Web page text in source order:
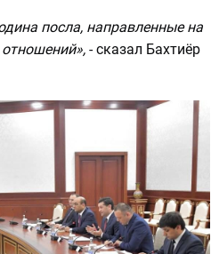
посла, направленные на
- сказал Бахтиёр